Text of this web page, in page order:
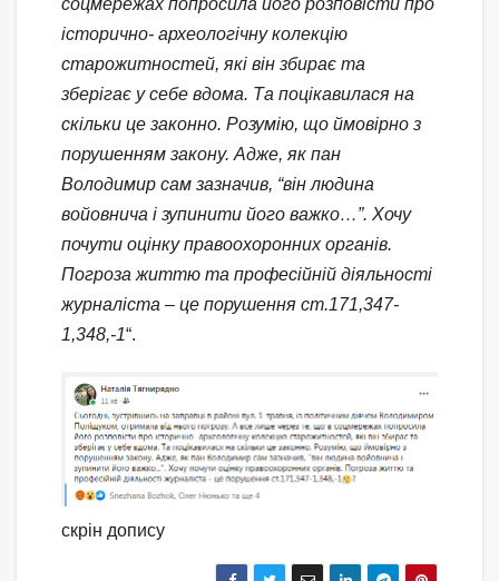
історично- археологічну колекцію
старожитностей, які він збирає та
зберігає у себе вдома. Та поцікавилася на
скільки це законно. Розумію, що ймовірно з
порушенням закону. Адже, як пан
Володимир сам зазначив, “він людина
войовнича і зупинити його важко…”. Хочу
почути оцінку правоохоронних органів.
Погроза життю та професійній діяльності
журналіста – це порушення ст.171,347-
1,348,-1“.
скрін допису